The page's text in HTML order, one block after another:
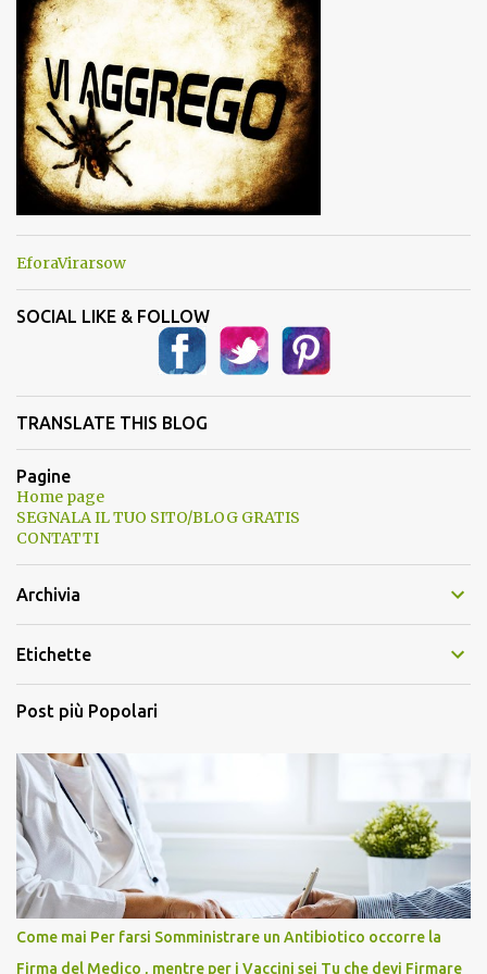
i
EforaVirarsow
SOCIAL LIKE & FOLLOW
TRANSLATE THIS BLOG
Pagine
Home page
SEGNALA IL TUO SITO/BLOG GRATIS
CONTATTI
Archivia
Etichette
Post più Popolari
Come mai Per farsi Somministrare un Antibiotico occorre la
Firma del Medico , mentre per i Vaccini sei Tu che devi Firmare